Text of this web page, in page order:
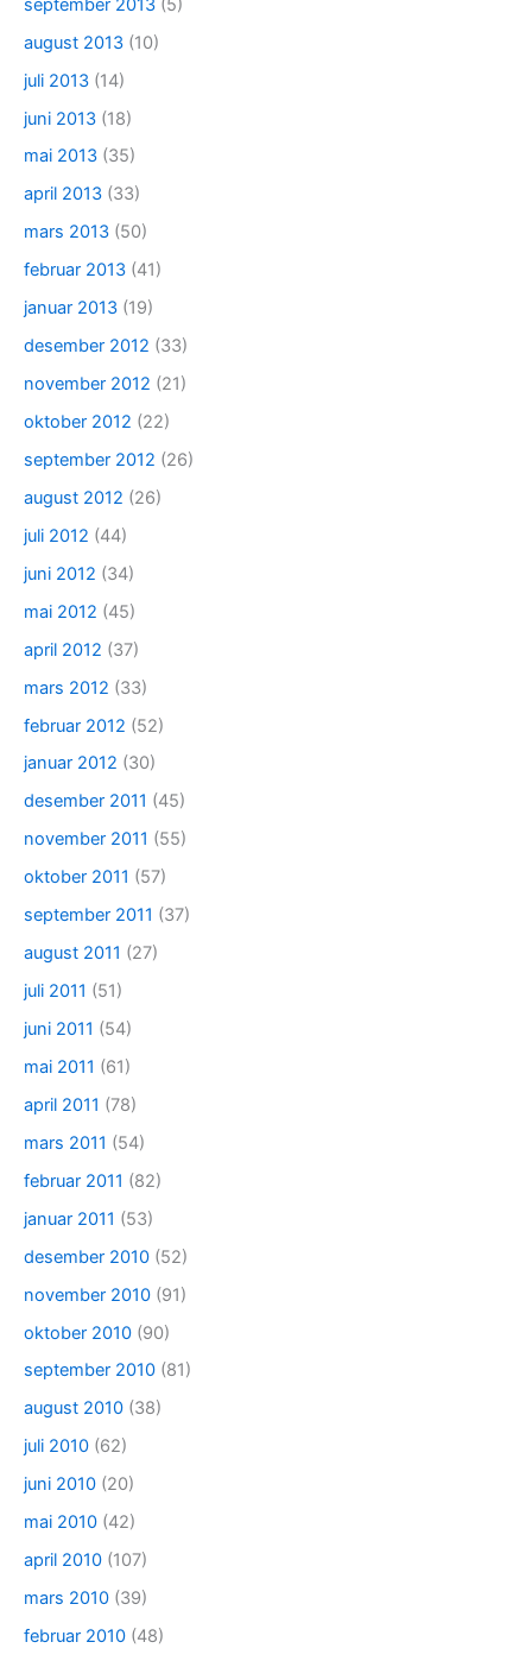
september 2013 (5)
august 2013 (10)
juli 2013 (14)
juni 2013 (18)
mai 2013 (35)
april 2013 (33)
mars 2013 (50)
februar 2013 (41)
januar 2013 (19)
desember 2012 (33)
november 2012 (21)
oktober 2012 (22)
september 2012 (26)
august 2012 (26)
juli 2012 (44)
juni 2012 (34)
mai 2012 (45)
april 2012 (37)
mars 2012 (33)
februar 2012 (52)
januar 2012 (30)
desember 2011 (45)
november 2011 (55)
oktober 2011 (57)
september 2011 (37)
august 2011 (27)
juli 2011 (51)
juni 2011 (54)
mai 2011 (61)
april 2011 (78)
mars 2011 (54)
februar 2011 (82)
januar 2011 (53)
desember 2010 (52)
november 2010 (91)
oktober 2010 (90)
september 2010 (81)
august 2010 (38)
juli 2010 (62)
juni 2010 (20)
mai 2010 (42)
april 2010 (107)
mars 2010 (39)
februar 2010 (48)